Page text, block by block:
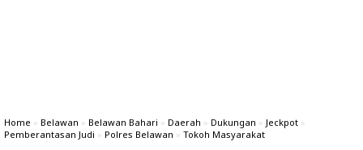
Home » Belawan » Belawan Bahari » Daerah » Dukungan » Jeckpot »
Pemberantasan Judi » Polres Belawan » Tokoh Masyarakat